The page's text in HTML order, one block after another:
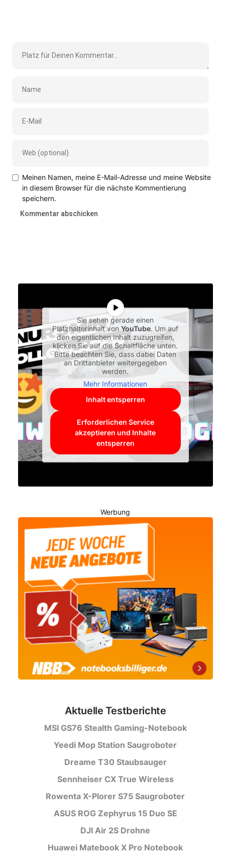
Meinen Namen, meine E-Mail-Adresse und meine Website
in diesem Browser für die nächste Kommentierung
speichern.
Sie sehen gerade einen
Platzhalterinhalt vonYouTube. Um auf
den eigentlichen Inhalt zuzugreifen,
klicken Sie auf die Schaltfläche unten.
Bitte beachten Sie, dass dabei Daten
an Drittanbieter weitergegeben
werden.
Mehr Informationen
Inhalt entsperren
Erforderlichen Service
akzeptieren und Inhalte
entsperren
Werbung
Aktuelle Testberichte
MSI GS76 Stealth Gaming-Notebook
Yeedi Mop Station Saugroboter
Dreame T30 Staubsauger
Sennheiser CX True Wireless
Rowenta X-Plorer S75 Saugroboter
ASUS ROG Zephyrus 15 Duo SE
DJI Air 2S Drohne
Huawei Matebook X Pro Notebook